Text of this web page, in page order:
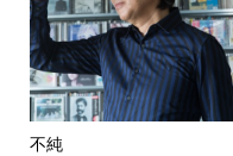
不純